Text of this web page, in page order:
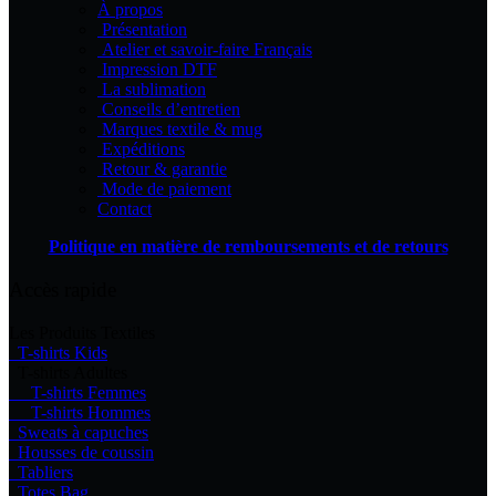
produit
À propos
Présentation
Atelier et savoir-faire Français
Impression DTF
La sublimation
Conseils d’entretien
Marques textile & mug
Expéditions
Retour & garantie
Mode de paiement
Contact
Politique en matière de remboursements et de retours
T-shirts Kids
T-shirts Femmes
T-shirts Hommes
Sweats à capuches
Housses de coussin
Tabliers
Totes Bag